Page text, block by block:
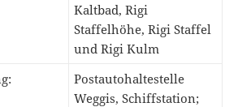
Kaltbad, Rigi
Staffelhöhe, Rigi Staffel
und Rigi Kulm
Postautohaltestelle
Weggis, Schiffstation;